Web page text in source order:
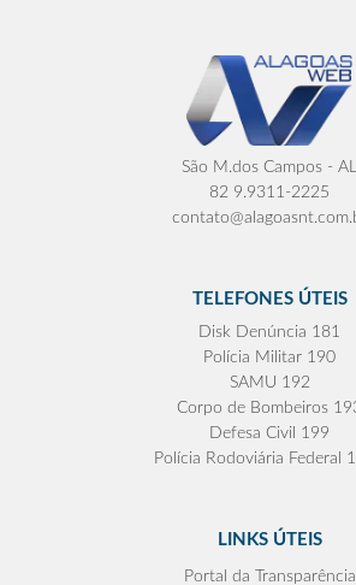
São M.dos Campos - AL
82 9.9311-2225
TELEFONES ÚTEIS
Disk Denúncia 181
Polícia Militar 190
SAMU 192
Corpo de Bombeiros
Defesa Civil 199
Polícia Rodoviária Federal
LINKS ÚTEIS
Portal da Transparência